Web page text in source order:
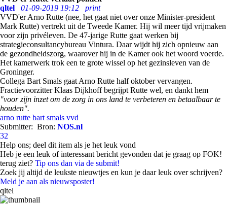
qltel
01-09-2019 19:12
print
VVD'er Arno Rutte (nee, het gaat niet over onze Minister-president
Mark Rutte) vertrekt uit de Tweede Kamer. Hij wil meer tijd vrijmaken
voor zijn privéleven. De 47-jarige Rutte gaat werken bij
strategieconsultancybureau Vintura. Daar wijdt hij zich opnieuw aan
de gezondheidszorg, waarover hij in de Kamer ook het woord voerde.
Het kamerwerk trok een te grote wissel op het gezinsleven van de
Groninger.
Collega Bart Smals gaat Arno Rutte half oktober vervangen.
Fractievoorzitter Klaas Dijkhoff begrijpt Rutte wel, en dankt hem
"voor zijn inzet om de zorg in ons land te verbeteren en betaalbaar te
houden".
arno rutte bart smals vvd
Submitter: Bron: NOS.nl
32
Help ons; deel dit item als je het leuk vond
Heb je een leuk of interessant bericht gevonden dat je graag op FOK!
terug ziet? Tip ons dan via de submit!
Zoek jij altijd de leukste nieuwtjes en kun je daar leuk over schrijven?
Meld je aan als nieuwsposter!
qltel